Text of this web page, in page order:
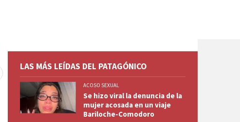
LAS MÁS LEÍDAS DEL PATAGÓNICO
ACOSO SEXUAL
Se hizo viral la denuncia de la
mujer acosada en un viaje
Bariloche-Comodoro